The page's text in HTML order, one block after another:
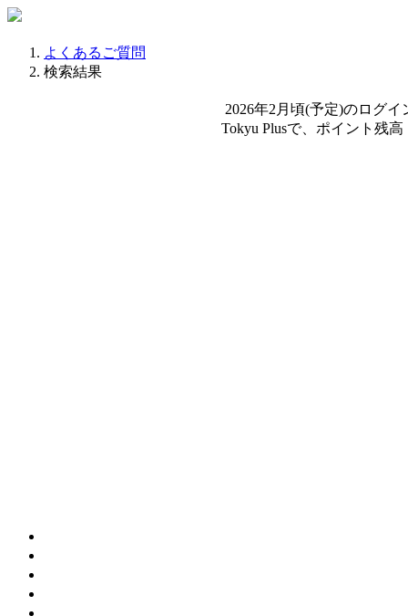
よくあるご質問
検索結果
2026年2月頃(予定)のログ
Tokyu Plusで、ポイント残